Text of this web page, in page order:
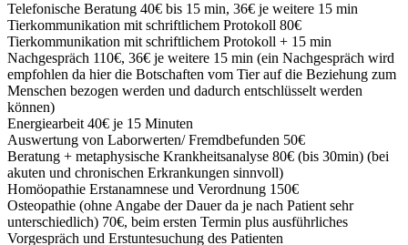
Telefonische Beratung 40€ bis 15 min, 36€ je weitere 15 min
Tierkommunikation mit schriftlichem Protokoll 80€
Tierkommunikation mit schriftlichem Protokoll + 15 min
Nachgespräch 110€, 36€ je weitere 15 min (ein Nachgespräch wird
empfohlen da hier die Botschaften vom Tier auf die Beziehung zum
Menschen bezogen werden und dadurch entschlüsselt werden
können)
Energiearbeit 40€ je 15 Minuten
Auswertung von Laborwerten/ Fremdbefunden 50€
Beratung + metaphysische Krankheitsanalyse 80€ (bis 30min) (bei
akuten und chronischen Erkrankungen sinnvoll)
Homöopathie Erstanamnese und Verordnung 150€
Osteopathie (ohne Angabe der Dauer da je nach Patient sehr
unterschiedlich) 70€, beim ersten Termin plus ausführliches
Vorgespräch und Erstuntesuchung des Patienten